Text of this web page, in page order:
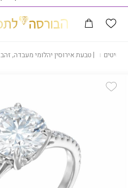
|טבעת אירוסין יהלומי מעבדה, זהב 14K, משובצת 1.75 קראט יהלומים, דגם RDLRB02103-4055